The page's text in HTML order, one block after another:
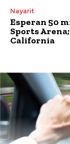
Nayarit
Esperan 50
Sports
California